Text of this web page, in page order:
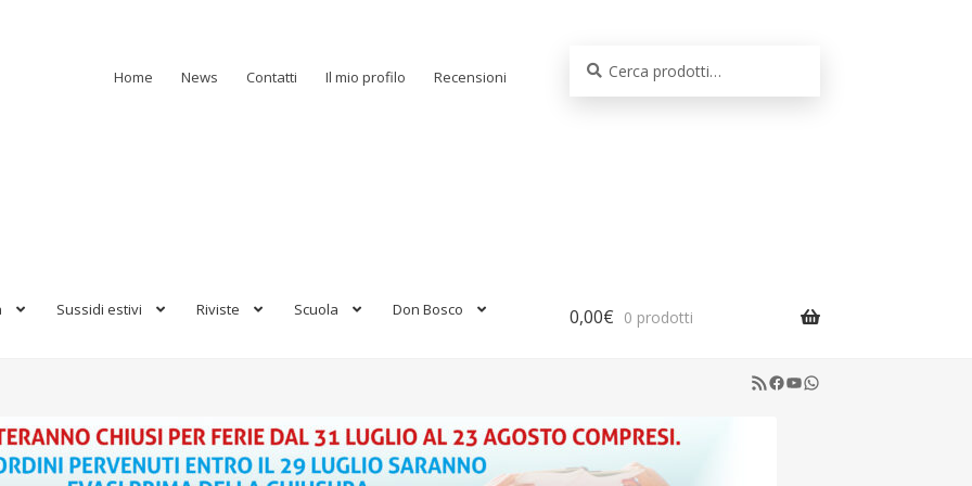
Home News Contatti Il mio profilo Recensioni
Sussidi estivi Riviste Scuola Don Bosco 0,00€ 0 prodotti
RSS Feed
Facebook
YouTube
WhatsApp